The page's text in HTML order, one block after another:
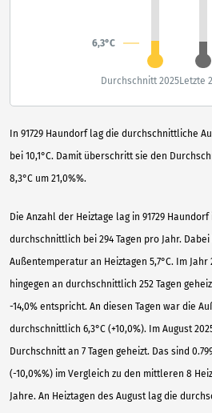
In 91729 Haundorf lag die durchschnittliche
bei 10,1°C. Damit überschritt sie den
8,3°C um 21,0%%.
Die Anzahl der Heiztage lag in 91729
durchschnittlich bei 294 Tagen pro Jahr.
Außentemperatur an Heiztagen 5,7°C. Im Jahr
hingegen an durchschnittlich 252 Tagen
-14,0% entspricht. An diesen Tagen war die
durchschnittlich 6,3°C (+10,0%). Im August
Durchschnitt an 7 Tagen geheizt. Das sind
(-10,0%%) im Vergleich zu den mittleren 8
Jahre. An Heiztagen des August lag die
6,3°C
Durchschnitt 2025Letzte